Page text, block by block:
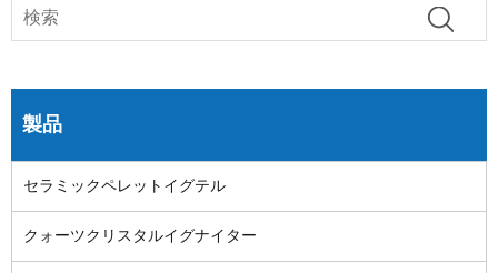
製品
セラミックペレットイグテル
クォーツクリスタルイグナイター